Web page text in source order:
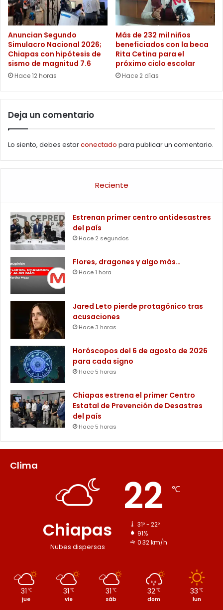
Anuncian Segundo
Simulacro Nacional 2026;
Chiapas con hipótesis de
sismo de magnitud 7.6
Hace 12 horas
Más de 232 mil niños
beneficiados con la beca
Rita Cetina para el
próximo ciclo escolar
Hace 2 días
Deja un comentario
Lo siento, debes estarconectado para publicar un comentario.
Reciente
Estrenan primer centro antidesastres
del país
Hace 2 segundos
Flores, dragones y algo más…
Hace 1 hora
Jared Leto pierde protagónico tras
acusaciones
Hace 3 horas
Horóscopos del 6 de agosto de 2026
para cada signo
Hace 5 horas
Chiapas estrena el primer Centro
Estatal de Prevención de Desastres
del país
Hace 5 horas
Clima
Chiapas
Nubes dispersas
22 ℃
31º - 22º
91%
0.32 km/h
31 ℃
jue
31 ℃
vie
31 ℃
sáb
32℃
dom
33 ℃
lun